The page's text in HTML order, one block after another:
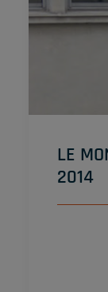
LE
2014